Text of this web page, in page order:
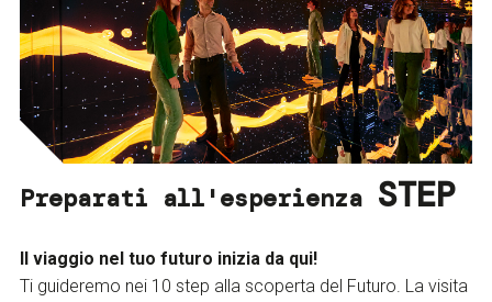
Preparati all'esperienza STEP
Il viaggio nel tuo futuro inizia da qui!
Ti guideremo nei 10 step alla scoperta del Futuro. La visita